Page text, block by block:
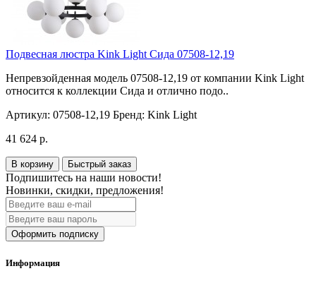
Подвесная люстра Kink Light Сида 07508-12,19
Непревзойденная модель 07508-12,19 от компании Kink Light
относится к коллекции Сида и отлично подо..
Артикул: 07508-12,19 Бренд: Kink Light
41 624 р.
В корзину Быстрый заказ
Подпишитесь на наши новости!
Новинки, скидки, предложения!
Оформить подписку
Информация